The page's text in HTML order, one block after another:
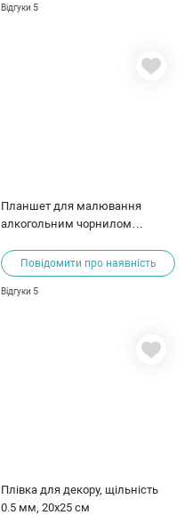
Відгуки 5
Планшет для малювання
алкогольним чорнилом
Повідомити про наявність
Відгуки 5
Плівка для декору, щільність
0.5 мм, 20х25 см